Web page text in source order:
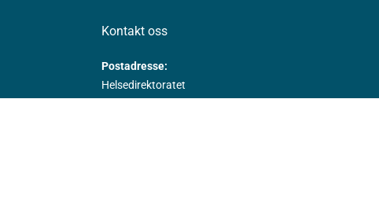
Kontakt oss
Postadresse:
Helsedirektoratet